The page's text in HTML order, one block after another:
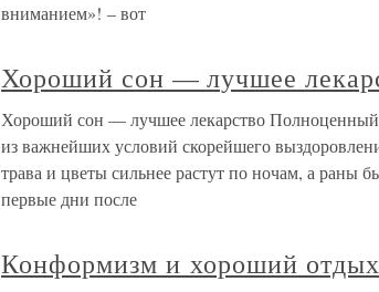
вниманием»! – вот
Хороший сон — лучшее
Хороший сон — лучшее лекарство
из важнейших условий скорейшего
трава и цветы сильнее растут по ночам, а раны
первые дни после
Конформизм и хороший